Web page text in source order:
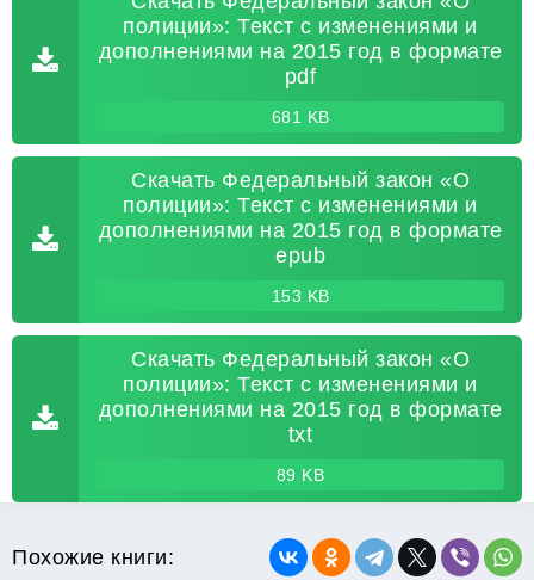
полиции»: Текст с изменениями и
дополнениями на 2015 год в формате
pdf
681 KB
Скачать Федеральный закон «О
полиции»: Текст с изменениями и
дополнениями на 2015 год в формате
epub
153 KB
Скачать Федеральный закон «О
полиции»: Текст с изменениями и
дополнениями на 2015 год в формате
txt
89 KB
Похожие книги: